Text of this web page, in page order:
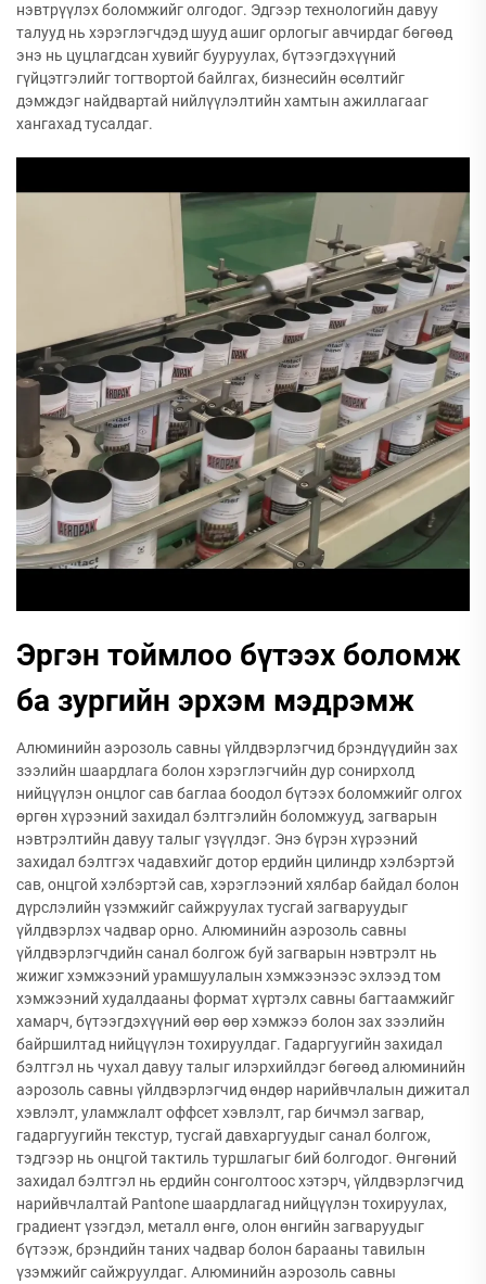
нэвтрүүлэх боломжийг олгодог. Эдгээр технологийн давуу
талууд нь хэрэглэгчдэд шууд ашиг орлогыг авчирдаг бөгөөд
энэ нь цуцлагдсан хувийг бууруулах, бүтээгдэхүүний
гүйцэтгэлийг тогтвортой байлгах, бизнесийн өсөлтийг
дэмждэг найдвартай нийлүүлэлтийн хамтын ажиллагааг
хангахад тусалдаг.
Эргэн тоймлоо бүтээх боломж
ба зургийн эрхэм мэдрэмж
Алюминийн аэрозоль савны үйлдвэрлэгчид брэндүүдийн зах
зээлийн шаардлага болон хэрэглэгчийн дур сонирхолд
нийцүүлэн онцлог сав баглаа боодол бүтээх боломжийг олгох
өргөн хүрээний захидал бэлтгэлийн боломжууд, загварын
нэвтрэлтийн давуу талыг үзүүлдэг. Энэ бүрэн хүрээний
захидал бэлтгэх чадавхийг дотор ердийн цилиндр хэлбэртэй
сав, онцгой хэлбэртэй сав, хэрэглээний хялбар байдал болон
дүрслэлийн үзэмжийг сайжруулах тусгай загваруудыг
үйлдвэрлэх чадвар орно. Алюминийн аэрозоль савны
үйлдвэрлэгчдийн санал болгож буй загварын нэвтрэлт нь
жижиг хэмжээний урамшуулалын хэмжээнээс эхлээд том
хэмжээний худалдааны формат хүртэлх савны багтаамжийг
хамарч, бүтээгдэхүүний өөр өөр хэмжээ болон зах зээлийн
байршилтад нийцүүлэн тохируулдаг. Гадаргуугийн захидал
бэлтгэл нь чухал давуу талыг илэрхийлдэг бөгөөд алюминийн
аэрозоль савны үйлдвэрлэгчид өндөр нарийвчлалын дижитал
хэвлэлт, уламжлалт оффсет хэвлэлт, гар бичмэл загвар,
гадаргуугийн текстур, тусгай давхаргуудыг санал болгож,
тэдгээр нь онцгой тактиль туршлагыг бий болгодог. Өнгөний
захидал бэлтгэл нь ердийн сонголтоос хэтэрч, үйлдвэрлэгчид
нарийвчлалтай Pantone шаардлагад нийцүүлэн тохируулах,
градиент үзэгдэл, металл өнгө, олон өнгийн загваруудыг
бүтээж, брэндийн таних чадвар болон барааны тавилын
үзэмжийг сайжруулдаг. Алюминийн аэрозоль савны